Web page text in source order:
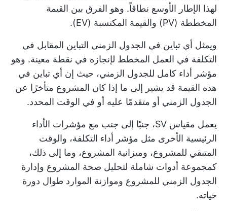
لهذا الإطار الأوسع نطاقاً. وهو الفرق بين القيمة
المخططة (PV) والقيمة المكتسبة (EV).
ويمثل أي تباين في الجدول الزمني التباين المقابل في
التكلفة في العمل المخطط لإنجازه في نقطة معينة. وهو
مؤشر أداء كامل للجدول الزمني، حيث إن أي تباين في
هذه القيمة قد يشير إلى ما إذا كان المشروع متأخرًا عن
الجدول الزمني أو متقدمًا عليه أو في الوقت المحدد.
يعمل مقياس SV، جنبًا إلى جنب مع مؤشرات الأداء
الرئيسية الأخرى مثل مؤشر أداء التكلفة، والوقت
المتبقي للمشروع، وميزانية المشروع، وما إلى ذلك،
كمجموعة أدوات شاملة لتحليل صحة المشروع وإدارة
الجدول الزمني للمشروع وموازنة الموارد طوال دورة
حياته.